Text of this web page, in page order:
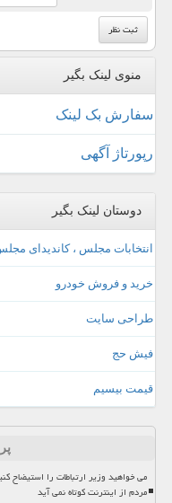
منوی لینک بگیر
سفارش بک لینک
رپورتاژ آگهی
دوستان لینک بگیر
انتخابات مجلس ، کاندیدای
خرید و فروش خودرو
طراحی سایت
فیش حج
قیمت بیسیم
می خواهید وزیر ارتباطات را استیضاح
مردم از اینترنت کوتاه نمی آید